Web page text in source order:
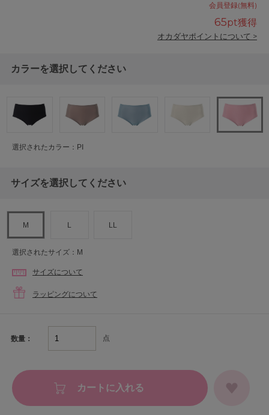
会員登録(無料)
65pt獲得
オカダヤポイントについて >
カラーを選択してください
選択されたカラー：PI
サイズを選択してください
M L LL
選択されたサイズ：M
サイズについて
ラッピングについて
数量： 点
カートに入れる